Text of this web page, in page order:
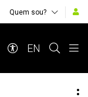
Quem sou?
EN